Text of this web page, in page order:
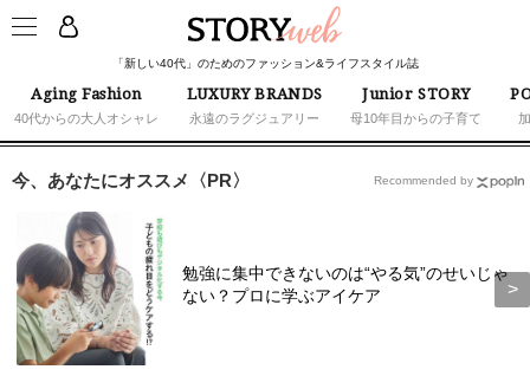
「新しい40代」のためのファッション&ライフスタイル誌
Aging Fashion
40代からの大人オシャレ
LUXURY BRANDS
永遠のラグジュアリー
Junior STORY
母10年目からの子育て
今、あなたにオススメ〈PR〉
勉強に集中できないのは“やる気”のせいじゃ
ない？プロに学ぶアイケア
Recommended by